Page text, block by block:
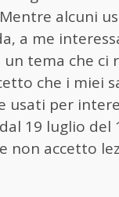
alcuni
a me
tema che ci
che i miei
usati per
19 luglio del
non accetto